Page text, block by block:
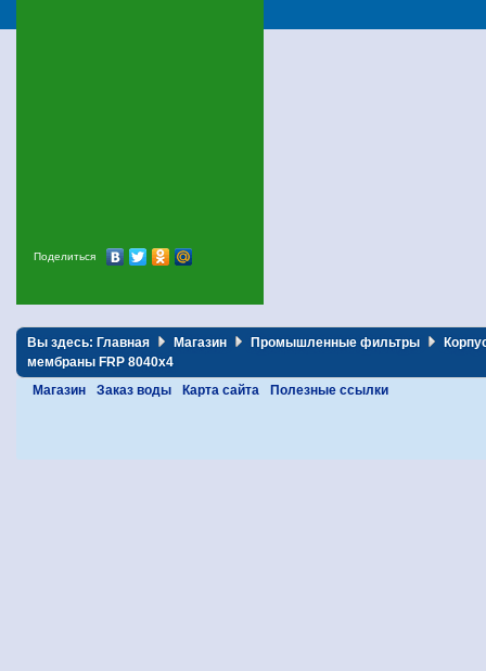
Поделиться
Вы здесь: Главная Магазин Промышленные фильтры
мембраны FRP 8040х4
Магазин
Заказ воды Карта сайта Полезные ссылки